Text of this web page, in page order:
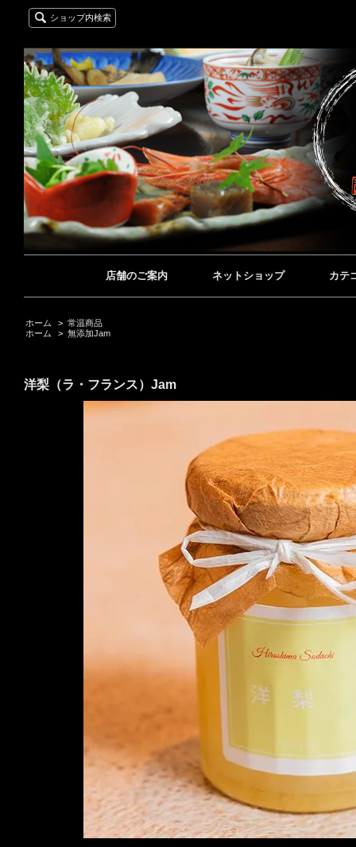
ショップ内検索
店舗のご案内 ネットショップ カテ
ホーム > 常温商品
ホーム
> 無添加Jam
洋梨（ラ・フランス）Jam